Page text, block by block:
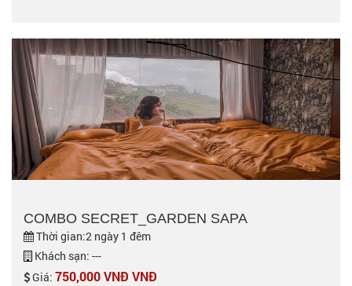
COMBO SECRET_GARDEN SAPA
Thời gian:2 ngày 1 đêm
Khách sạn: ---
Giá: 750,000 VNĐ VNĐ